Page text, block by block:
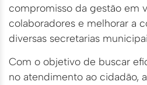
compromisso da gestão em
colaboradores e melhorar a
diversas secretarias
Com o objetivo de buscar
no atendimento ao cidadão,